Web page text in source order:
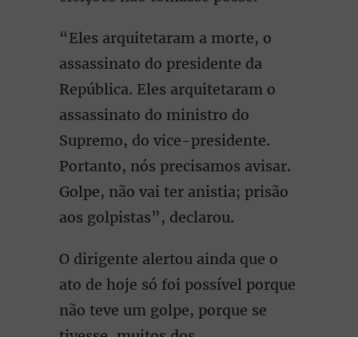
“Eles arquitetaram a morte, o
assassinato do presidente da
República. Eles arquitetaram o
assassinato do ministro do
Supremo, do vice-presidente.
Portanto, nós precisamos avisar.
Golpe, não vai ter anistia; prisão
aos golpistas”, declarou.
O dirigente alertou ainda que o
ato de hoje só foi possível porque
não teve um golpe, porque se